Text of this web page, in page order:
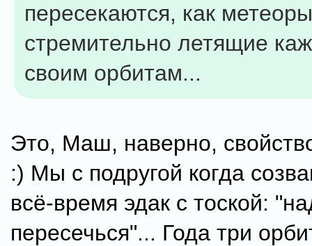
пересекаются, как
стремительно летящие
своим орбитам...
Это, Маш, наверно,
:) Мы с подругой когда
всё-время эдак с тоской:
пересечься"... Года три